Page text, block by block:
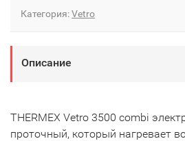
Категория:Vetro
Описание
THERMEX Vetro 3500 combi
проточный, который нагревает